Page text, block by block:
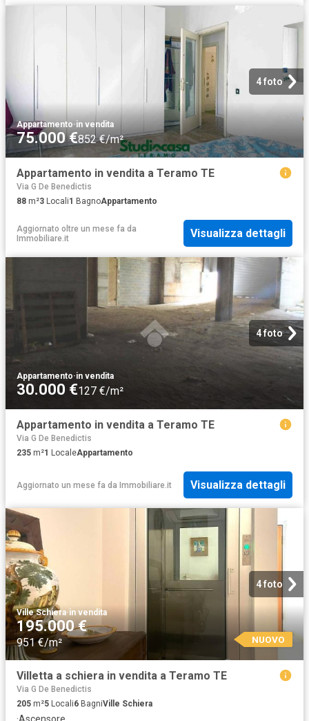
4 foto
Appartamento·in vendita
75.000 €852 €/m²
Appartamento in vendita a Teramo TE
Via G De Benedictis
88 m²3 Locali1 BagnoAppartamento
Aggiornato oltre un mese fa da
Immobiliare.it
Visualizza dettagli
4 foto
Appartamento·in vendita
30.000 €127 €/m²
Appartamento in vendita a Teramo TE
Via G De Benedictis
235 m²1 LocaleAppartamento
Aggiornato un mese fa da Immobiliare.it Visualizza dettagli
4 foto
Ville Schiera·in vendita
195.000 €
951 €/m² NUOVO
Villetta a schiera in vendita a Teramo TE
Via G De Benedictis
205 m²5 Locali6 BagniVille Schiera